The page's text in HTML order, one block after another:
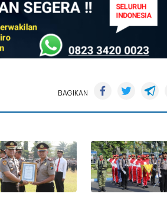
BAGIKAN